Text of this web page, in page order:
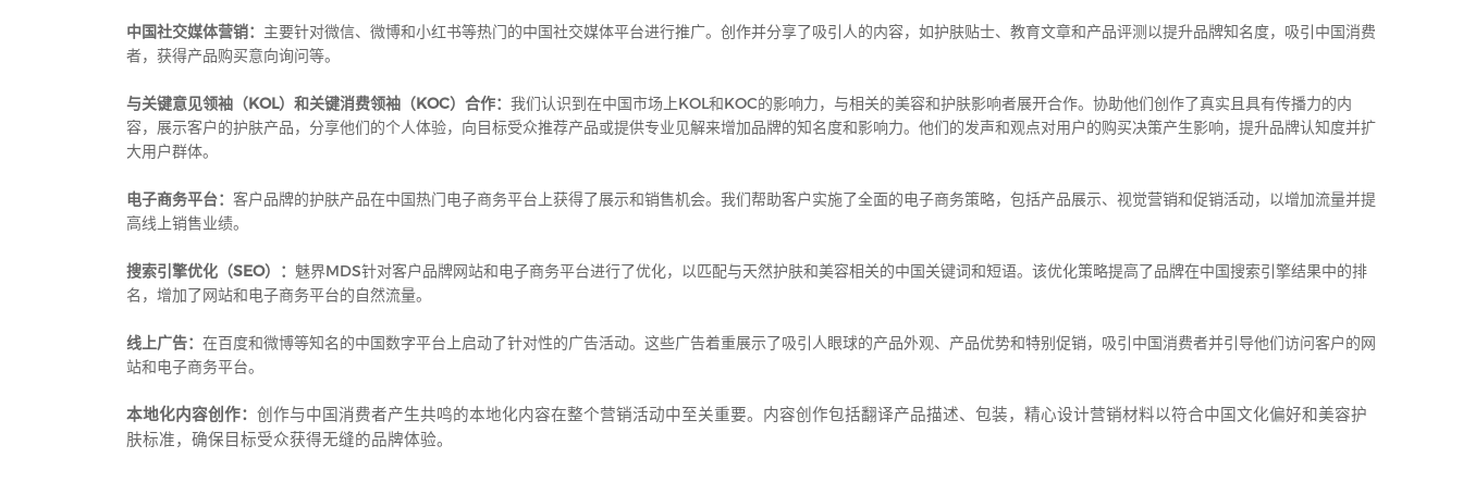
中国社交媒体营销： 主要针对微信、微博和小红书等热门的中国社交媒体平台进行推广。创作并分享了吸引人的内容，如护肤贴士、教育文章和产品评测以提升品牌知名度，吸引中国消费
者，获得产品购买意向询问等。
与关键意见领袖（KOL）和关键消费领袖（KOC）合作： 我们认识到在中国市场上KOL和KOC的影响力，与相关的美容和护肤影响者展开合作。协助他们创作了真实且具有传播力的内
容，展示客户的护肤产品，分享他们的个人体验，向目标受众推荐产品或提供专业见解来增加品牌的知名度和影响力。他们的发声和观点对用户的购买决策产生影响，提升品牌认知度并扩
大用户群体。
电子商务平台： 客户品牌的护肤产品在中国热门电子商务平台上获得了展示和销售机会。我们帮助客户实施了全面的电子商务策略，包括产品展示、视觉营销和促销活动，以增加流量并提
高线上销售业绩。
搜索引擎优化（SEO）： 魅界MDS针对客户品牌网站和电子商务平台进行了优化，以匹配与天然护肤和美容相关的中国关键词和短语。该优化策略提高了品牌在中国搜索引擎结果中的排
名，增加了网站和电子商务平台的自然流量。
线上广告： 在百度和微博等知名的中国数字平台上启动了针对性的广告活动。这些广告着重展示了吸引人眼球的产品外观、产品优势和特别促销，吸引中国消费者并引导他们访问客户的网
站和电子商务平台。
本地化内容创作： 创作与中国消费者产生共鸣的本地化内容在整个营销活动中至关重要。内容创作包括翻译产品描述、包装，精心设计营销材料以符合中国文化偏好和美容护
肤标准，确保目标受众获得无缝的品牌体验。